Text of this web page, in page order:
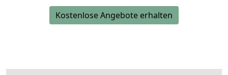
Kostenlose Angebote erhalten